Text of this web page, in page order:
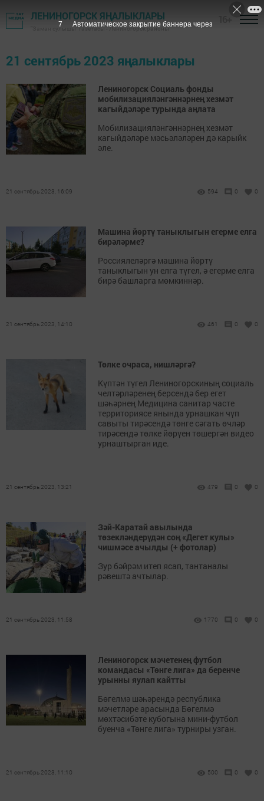
ЛЕНИНОГОРСК ЯҢАЛЫКЛАРЫ
"Заман сулышы" газетасы - Лениногорск районы
21 сентябрь 2023 яңалыклары
Лениногорск Социаль фонды
мобилизацияләнгәннәрнең хезмәт
кагыйдәләре турында аңлата
Мобилизацияләнгәннәрнең хезмәт
кагыйдәләре мәсьәләләрен дә карыйк
әле.
21 сентябрь 2023, 16:09 594 0 0
Машина йөртү таныклыгын егерме елга
бирәләрме?
Россиялеләргә машина йөртү
таныклыгын ун елга түгел, ә егерме елга
бирә башларга мөмкиннәр.
21 сентябрь 2023, 14:10 461 0 0
Төлке очраса, нишләргә?
Күптән түгел Лениногорскиның социаль
челтәрләренең берсендә бер егет
шәһәрнең Медицина санитар часте
территориясе янында урнашкан чүп
савыты тирәсендә төнге сәгать өчләр
тирәсендә төлке йөрүен төшергән видео
урнаштырган иде.
21 сентябрь 2023, 13:21 479 0 0
Зәй-Каратай авылында
төзекләндерүдән соң «Дегет кулы»
чишмәсе ачылды (+ фотолар)
Зур бәйрәм итеп ясап, тантаналы
рәвештә ачтылар.
21 сентябрь 2023, 11:58 1770 0 0
Лениногорск мәчетенең футбол
командасы «Төнге лига» да беренче
урынны яулап кайтты
Бөгелмә шәһәрендә республика
мәчетләре арасында Бөгелмә
мөхтәсибәте кубогына мини-футбол
буенча «Төнге лига» турниры узган.
21 сентябрь 2023, 11:10 500 0 0
7 Автоматическое закрытие баннера через